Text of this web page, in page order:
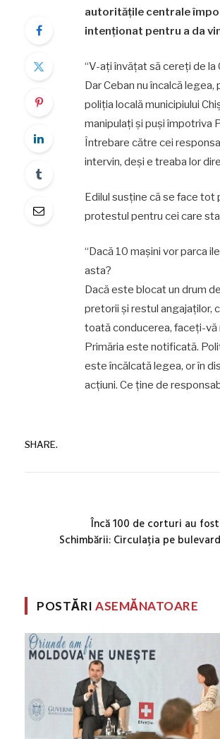
autoritățile centrale
intenționat pentru a da
“V-ați învățat să cereți de la
Dar Ceban nu încalcă
poliția locală municipiului
manipulați și puși împotriva
Întrebare către cei
intervin, deși e treaba lor
Edilul susține că se face tot
protestul pentru cei care
“Dacă 10 mașini vor parca
asta?
Dacă este blocat un drum
pretorii și restul angajaților,
toată conducerea, faceți-vă
Primăria este notificată.
este încălcată legea, or în
acțiuni. Ce ține de
SHARE.
Încă 100 de corturi au
Schimbării: Circulația pe
POSTĂRIASEMĂNATOARE